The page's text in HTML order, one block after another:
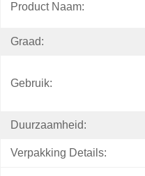
Product Naam:
Graad:
Gebruik:
Duurzaamheid:
Verpakking Details: